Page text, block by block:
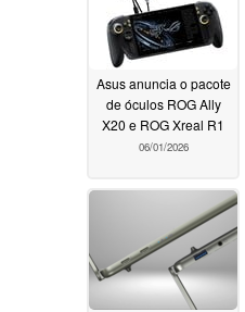
Asus anuncia o pacote
de óculos ROG Ally
X20 e ROG Xreal R1
06/01/2026